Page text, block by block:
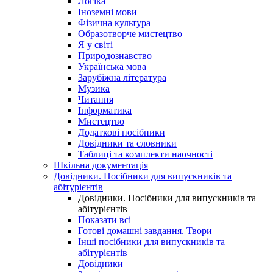
Іноземні мови
Фізична культура
Образотворче мистецтво
Я у світі
Природознавство
Українська мова
Зарубіжна література
Музика
Читання
Інформатика
Мистецтво
Додаткові посібники
Довідники та словники
Таблиці та комплекти наочності
Шкільна документація
Довідники. Посібники для випускників та
абітурієнтів
Довідники. Посібники для випускників та
абітурієнтів
Показати всі
Готові домашні завдання. Твори
Інші посібники для випускників та
абітурієнтів
Довідники